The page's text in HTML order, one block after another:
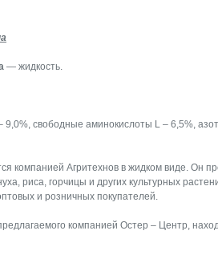
— жидкость.
9,0%, свободные аминокислоты L – 6,5%,
компанией Агритехнов в жидком виде. Он
риса, горчицы и других культурных
и розничных покупателей.
компанией Остер – Центр,